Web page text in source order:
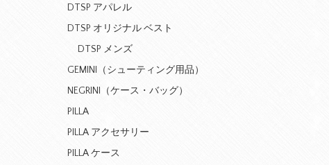
DTSP アパレル
DTSP オリジナル ベスト
DTSP メンズ
GEMINI（シューティング用品）
NEGRINI（ケース・バッグ）
PILLA
PILLA アクセサリー
PILLA ケース